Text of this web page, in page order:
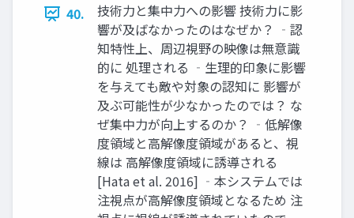
40.
技術力と集中力への影響 技術力に影
響が及ばなかったのはなぜか？ ‐認
知特性上、周辺視野の映像は無意識
的に 処理される ‐生理的印象に影響
を与えても敵や対象の認知に 影響が
及ぶ可能性が少なかったのでは？ な
ぜ集中力が向上するのか？ ‐低解像
度領域と高解像度領域があると、視
線は 高解像度領域に誘導される
[Hata et al. 2016] ‐本システムでは
注視点が高解像度領域となるため 注